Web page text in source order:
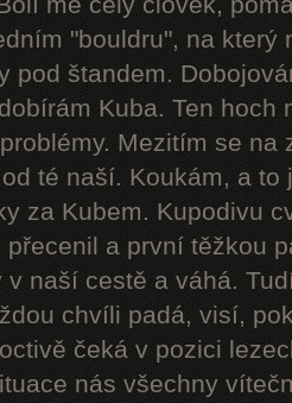
"bouldru", na který
pod štandem.
Kuba. Ten hoch
Mezitím se na
té naší. Koukám, a
za Kubem. Kupodivu
přecenil a první těžkou
v naší cestě a váhá.
chvíli padá, visí,
čeká v pozici
nás všechny